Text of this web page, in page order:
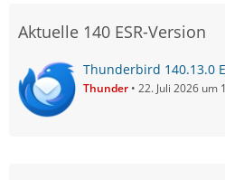
Aktuelle 140 ESR-Version
Thunderbird 140.13.0
Thunder 22. Juli 2026 um